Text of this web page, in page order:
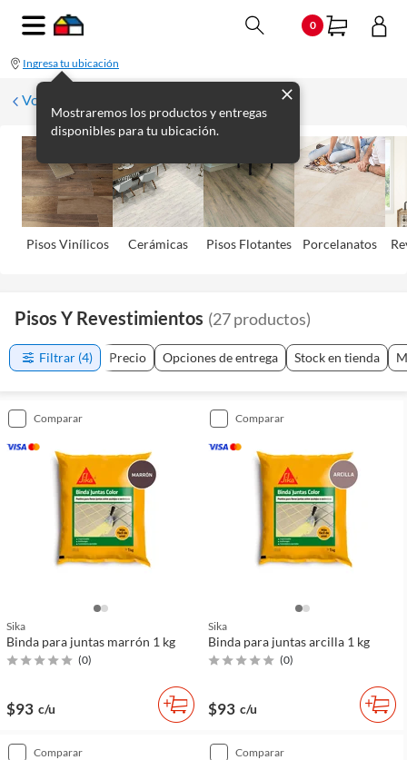
0
Ingresa tu ubicación
Mostraremos los productos y entregas
disponibles para tu ubicación.
Volver
Pisos Viní­licos Cerámicas Pisos Flotantes Porcelanatos
Pisos Y Revestimientos (27productos)
Filtrar (4) Precio Opciones de entrega Stock en tienda
comparar
Sika
Binda para juntas marrón 1 kg
(0)
$93 c/u
comparar
Sika
Binda para juntas arcilla 1 kg
(0)
$93 c/u
comparar comparar